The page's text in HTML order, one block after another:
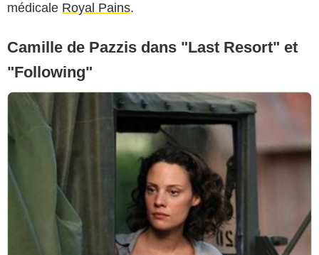
médicale Royal Pains.
Camille de Pazzis dans "Last Resort" et
"Following"